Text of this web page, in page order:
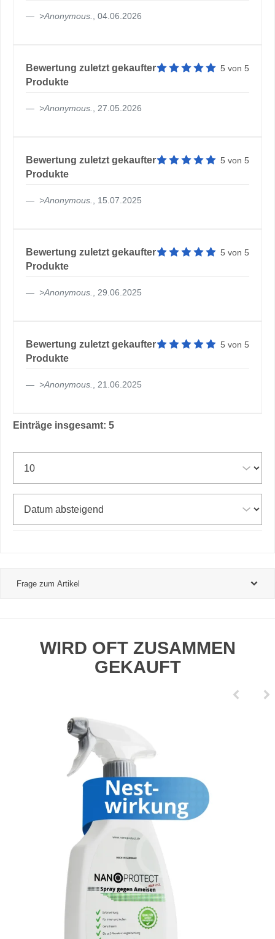
>Anonymous., 04.06.2026
Artikelbewertung: 5 von 5
5 von 5
Bewertung zuletzt gekaufter
Produkte
>Anonymous., 27.05.2026
Artikelbewertung: 5 von 5
5 von 5
Bewertung zuletzt gekaufter
Produkte
>Anonymous., 15.07.2025
Artikelbewertung: 5 von 5
5 von 5
Bewertung zuletzt gekaufter
Produkte
>Anonymous., 29.06.2025
Artikelbewertung: 5 von 5
5 von 5
Bewertung zuletzt gekaufter
Produkte
>Anonymous., 21.06.2025
Einträge insgesamt: 5
Frage zum Artikel
WIRD OFT ZUSAMMEN
GEKAUFT